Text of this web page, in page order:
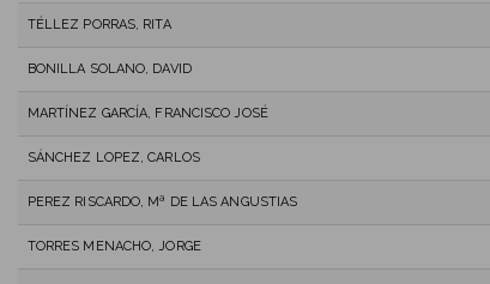
TÉLLEZ PORRAS, RITA
BONILLA SOLANO, DAVID
MARTÍNEZ GARCÍA, FRANCISCO JOSÉ
SÁNCHEZ LOPEZ, CARLOS
PEREZ RISCARDO, Mª DE LAS ANGUSTIAS
TORRES MENACHO, JORGE